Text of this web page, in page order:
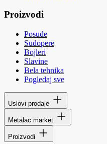
Proizvodi
Posuđe
Sudopere
Bojleri
Slavine
Bela tehnika
Pogledaj sve
Uslovi prodaje
Metalac market
Proizvodi